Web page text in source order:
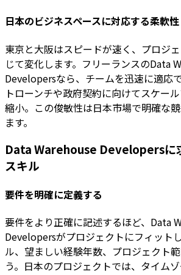
日本のビジネスペースに対応する柔軟性
東京と大阪はスピードが速く、プロジ
じて変化します。フリーランスのData
Developersなら、チームを迅速に適応
トローンチや政府契約に向けてスケー
縮小。この俊敏性は日本市場で明確な
ます。
Data Warehouse Developersに
スキル
要件を明確に定義する
要件をより正確に記述するほど、Data
Developersがプロジェクトにフィット
ル、望ましい経験年数、プロジェクト
う。日本のプロジェクトでは、タイム